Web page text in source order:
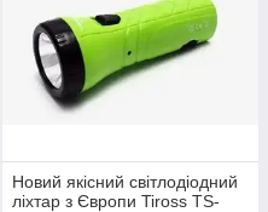
Новий якісний світлодіодний
ліхтар з Європи Tiross TS-